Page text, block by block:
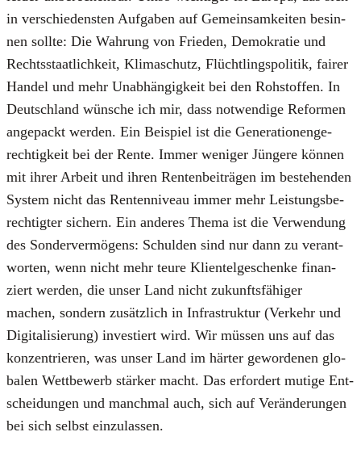
in ver­schie­dens­ten Auf­ga­ben auf Gemein­sam­kei­ten besin­
nen soll­te: Die Wah­rung von Frie­den, Demo­kra­tie und
Rechts­staat­lich­keit, Kli­ma­schutz, Flücht­lings­po­li­tik, fai­rer
Han­del und mehr Unab­hän­gig­keit bei den Roh­stof­fen. In
Deutsch­land wün­sche ich mir, dass not­wen­di­ge Refor­men
ange­packt wer­den. Ein Bei­spiel ist die Gene­ra­tio­nen­ge­
rech­tig­keit bei der Ren­te. Immer weni­ger Jün­ge­re kön­nen
mit ihrer Arbeit und ihren Ren­ten­bei­trä­gen im bestehen­den
Sys­tem nicht das Ren­ten­ni­veau immer mehr Leis­tungs­be­
rech­tig­ter sichern. Ein ande­res The­ma ist die Ver­wen­dung
des Son­der­ver­mö­gens: Schul­den sind nur dann zu ver­ant­
wor­ten, wenn nicht mehr teu­re Kli­en­tel­ge­schen­ke finan­
ziert wer­den, die unser Land nicht zukunfts­fä­hi­ger
machen, son­dern zusätz­lich in Infra­struk­tur (Ver­kehr und
Digi­ta­li­sie­rung) inves­tiert wird. Wir müs­sen uns auf das
kon­zen­trie­ren, was unser Land im här­ter gewor­de­nen glo­
ba­len Wett­be­werb stär­ker macht. Das erfor­dert muti­ge Ent­
schei­dun­gen und manch­mal auch, sich auf Ver­än­de­run­gen
bei sich selbst ein­zu­las­sen.